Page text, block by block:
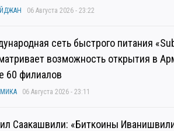
06 Августа 2026 - 23:22
сеть быстрого питания
возможность открытия в
60 филиалов
06 Августа 2026 - 23:11
Саакашвили: «Биткоины